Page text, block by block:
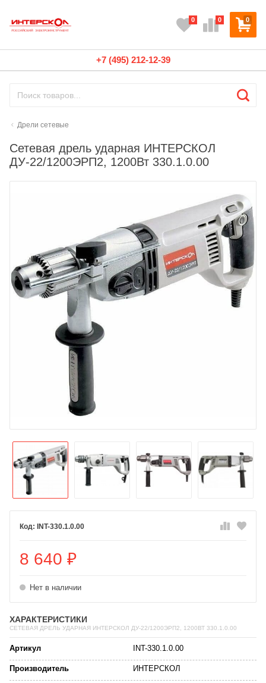
0
0 0
+7 (495) 212-12-39
Дрели сетевые
Сетевая дрель ударная ИНТЕРСКОЛ
ДУ-22/1200ЭРП2, 1200Вт 330.1.0.00
INT-330.1.0.00
8 640 ₽
Нет в наличии
ХАРАКТЕРИСТИКИ
СЕТЕВАЯ ДРЕЛЬ УДАРНАЯ ИНТЕРСКОЛ ДУ-22/1200ЭРП2, 1200ВТ 330.1.0.00
Артикул INT-330.1.0.00
Производитель ИНТЕРСКОЛ